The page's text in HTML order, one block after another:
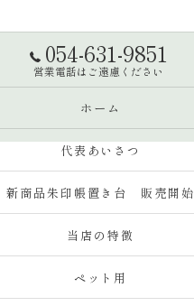
054-631-9851
営業電話はご遠慮ください
ホーム
代表あいさつ
新商品朱印帳置き台 販売開始
当店の特徴
ペット用